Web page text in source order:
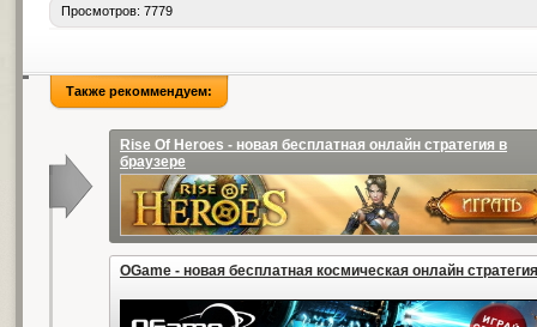
Просмотров: 7779
Также рекоммендуем:
Rise Of Heroes - новая бесплатная онлайн стратегия в
браузере
OGame - новая бесплатная космическая онлайн стратегия